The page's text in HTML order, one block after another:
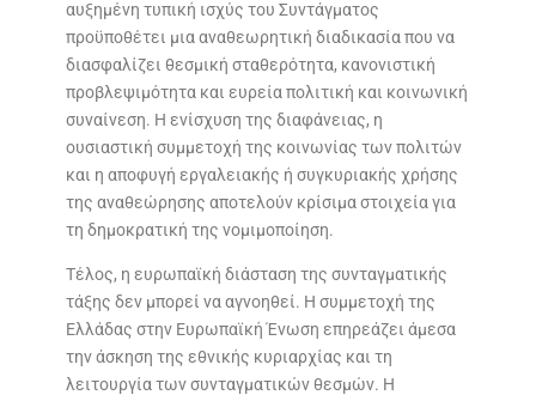
αυξημένη τυπική ισχύς του Συντάγματος
προϋποθέτει μια αναθεωρητική διαδικασία που να
διασφαλίζει θεσμική σταθερότητα, κανονιστική
προβλεψιμότητα και ευρεία πολιτική και κοινωνική
συναίνεση. Η ενίσχυση της διαφάνειας, η
ουσιαστική συμμετοχή της κοινωνίας των πολιτών
και η αποφυγή εργαλειακής ή συγκυριακής χρήσης
της αναθεώρησης αποτελούν κρίσιμα στοιχεία για
τη δημοκρατική της νομιμοποίηση.
Τέλος, η ευρωπαϊκή διάσταση της συνταγματικής
τάξης δεν μπορεί να αγνοηθεί. Η συμμετοχή της
Ελλάδας στην Ευρωπαϊκή Ένωση επηρεάζει άμεσα
την άσκηση της εθνικής κυριαρχίας και τη
λειτουργία των συνταγματικών θεσμών. Η